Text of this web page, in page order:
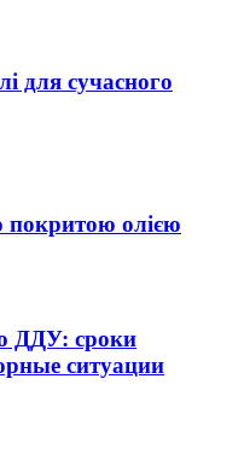
для сучасного
покритою олією
ДДУ: сроки
ситуации